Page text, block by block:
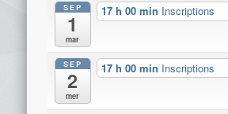
SEP
1
mar
17 h 00 min Inscriptions
SEP
2
mer
17 h 00 min Inscriptions